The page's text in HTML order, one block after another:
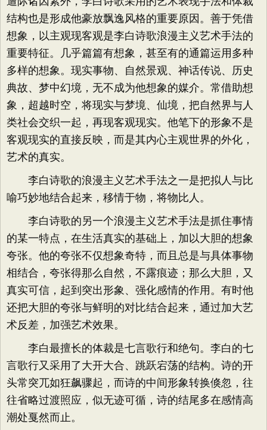
结构也是形成他豪放飘逸风格的重要原因。善于凭借
想象，以主观现客观是李白诗歌浪漫主义艺术手法的
重要特征。几乎篇篇有想象，甚至有的通篇运用多种
多样的想象。现实事物、自然景观、神话传说、历史
典故、梦中幻境，无不成为他想象的媒介。常借助想
象，超越时空，将现实与梦境、仙境，把自然界与人
类社会交织一起，再现客观现实。他笔下的形象不是
客观现实的直接反映，而是其内心主观世界的外化，
艺术的真实。
李白诗歌的浪漫主义艺术手法之一是把拟人与比
喻巧妙地结合起来，移情于物，将物比人。
李白诗歌的另一个浪漫主义艺术手法是抓住事情
的某一特点，在生活真实的基础上，加以大胆的想象
夸张。他的夸张不仅想象奇特，而且总是与具体事物
相结合，夸张得那么自然，不露痕迹；那么大胆，又
真实可信，起到突出形象、强化感情的作用。有时他
还把大胆的夸张与鲜明的对比结合起来，通过加大艺
术反差，加强艺术效果。
李白最擅长的体裁是七言歌行和绝句。李白的七
言歌行又采用了大开大合、跳跃宕荡的结构。诗的开
头常突兀如狂飙骤起，而诗的中间形象转换倏忽，往
往省略过渡照应，似无迹可循，诗的结尾多在感情高
潮处戛然而止。